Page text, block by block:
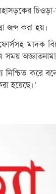
জব্দ করা হয়।
মাদক
নিশ্চিত
হয়েছে।’